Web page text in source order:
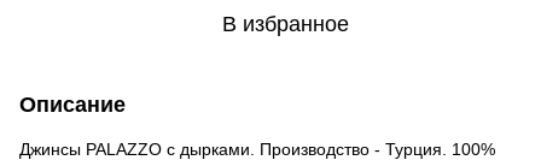
В избранное
Описание
Джинсы PALAZZO с дырками. Производство - Турция. 100%